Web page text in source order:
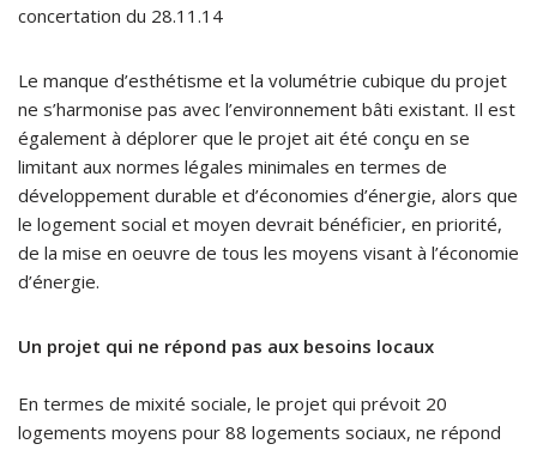
concertation du 28.11.14
Le manque d’esthétisme et la volumétrie cubique du projet
ne s’harmonise pas avec l’environnement bâti existant. Il est
également à déplorer que le projet ait été conçu en se
limitant aux normes légales minimales en termes de
développement durable et d’économies d’énergie, alors que
le logement social et moyen devrait bénéficier, en priorité,
de la mise en oeuvre de tous les moyens visant à l’économie
d’énergie.
Un projet qui ne répond pas aux besoins locaux
En termes de mixité sociale, le projet qui prévoit 20
logements moyens pour 88 logements sociaux, ne répond